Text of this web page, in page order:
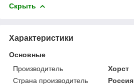
Скрыть
Характеристики
Основные
Производитель
Хорст
Страна производитель
Россия